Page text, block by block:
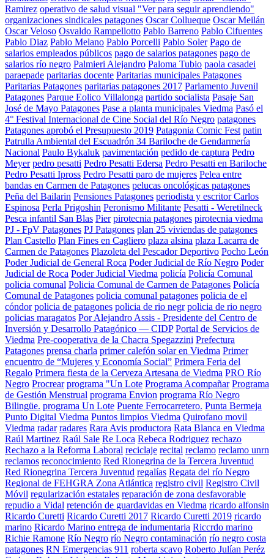
Ramirez operativo de salud visual "Ver para seguir aprendiendo"
organizaciones sindicales patagones Oscar Collueque Oscar Meilán
Oscar Veloso Osvaldo Rampellotto Pablo Barreno Pablo Cifuentes
Pablo Diaz Pablo Melano Pablo Porcelli Pablo Soler Pago de
salarios empleados públicos pago de salarios patagones pago de
salarios río negro Palmieri Alejandro Paloma Tubio paola casadei
paraepade paritarias docente Paritarias municipales Patagones
Paritarias Patagones paritarias patagones 2017 Parlamento Juvenil
Patagones Parque Eolico Villalonga partido socialista Pasaje San
José de Mayo Patagones Pase a planta municipales Viedma Pasó el
4° Festival Internacional de Cine Social del Río Negro patagones
Patagones aprobó el Presupuesto 2019 Patagonia Comic Fest patin
Patrulla Ambiental del Escuadrón 34 Bariloche de Gendarmería
Nacional Paulo Bykaluk pavimentación pedido de captura Pedro
Meyer pedro pesatti Pedro Pesatti Edersa Pedro Pesatti en Bariloche
Pedro Pesatti Ipross Pedro Pesatti paro de mujeres Pelea entre
bandas en Carmen de Patagones pelucas oncológicas patagones
Peña del Bailarin Pensiones Patagones periodista y escritor Carlos
Espinosa Perla Prigoshin Peronismo Militante Pesatti - Weretilneck
Pesca infantil San Blas Pier pirotecnia patagones pirotecnia viedma
PJ - FpV Patagones PJ Patagones plan 25 viviendas de patagones
Plan Castello Plan Fines en Cagliero plaza alsina plaza Lacarra de
Carmen de Patagones Plazoleta del Pescador Deportivo Pocho León
Poder Judicial de General Roca Poder Judicial de Río Negro Poder
Judicial de Roca Poder Judicial Viedma policía Policía Comunal
policia comunal Policia Comunal de Carmen de Patagones Policía
Comunal de Patagones policia comunal patagones policia de el
cóndor policia de patagones policia de rio negr policia de rio negro
policias maragatos Por Alejandro Assis - Presidente del Centro de
Inversión y Desarrollo Patagónico — CIDP Portal de Servicios de
Viedma Pre-cooperativa de la Chacra Spegazzini Prefectura
Patagones prensa charla primer calefón solar en Viedma Primer
encuentro de “Mujeres y Economía Social” Primera Feria del
Regalo Primera fiesta de la Cerveza Artesana de Viedma PRO Río
Negro Procrear programa "Un Lote Programa Acompañar Programa
de Gestión Menstrual programa Envion programa Río Negro
Bilingüe. programa Un Lote Puente Ferrocarretero. Punta Bermeja
Punto Digital Viedma Puntos limpios Viedma Quirofano movil
Viedma radar radares Rara Avis productora Rata Blanca en Viedma
Raúl Martinez Raúl Sale Re Loca Rebeca Rodriguez rechazo
Rechazo a la Reforma Laboral reciclaje recital reclamo reclamo unrn
reclamos reconocimiento Red Rionegrina de la Tercera Juventud
Red Rionegrina Tercera Juventud regalías Regata del río Negro
Regional de FEHGRA Zona Atlántica registro civil Registro Civil
Móvil regularización estatales reparación de zona desfavorable
repudio a Vidal retención de guardavidas en Viedma ricardo alfonsin
Ricardo Curetti Ricardo Curetti 2017 Ricardo Curetti 2019 ricardo
marino Ricardo Marino entrega de indumentaria Riccrdo marino
Richie Ramone Río Negro río Negro contaminación río negro costa
patagones RN Emergencias 911 roberta scavo Roberto Julían Peréz